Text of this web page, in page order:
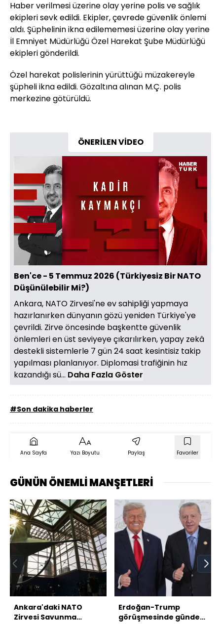
Haber verilmesi üzerine olay yerine polis ve sağlık
ekipleri sevk edildi. Ekipler, çevrede güvenlik önlemi
aldı. Şüphelinin ikna edilememesi üzerine olay yerine
İl Emniyet Müdürlüğü Özel Harekat Şube Müdürlüğü
ekipleri gönderildi.
Özel harekat polislerinin yürüttüğü müzakereyle
şüpheli ikna edildi. Gözaltına alınan M.Ç. polis
merkezine götürüldü.
ÖNERİLEN VİDEO
Sesi
Aç
Yüklendi
1.27%
Oynatma
Hızı
Ben'ce - 5 Temmuz 2026 (Türkiyesiz Bir NATO
Düşünülebilir Mi?)
Ankara, NATO Zirvesi'ne ev sahipliği yapmaya
hazırlanırken dünyanın gözü yeniden Türkiye'ye
çevrildi. Zirve öncesinde başkentte güvenlik
önlemleri en üst seviyeye çıkarılırken, yapay zekâ
destekli sistemlerle 7 gün 24 saat kesintisiz takip
yapılması planlanıyor. Diplomasi trafiğinin hız
kazandığı sü... Daha Fazla Göster
#Son dakika haberler
Ana Sayfa Yazı Boyutu Paylaş Favoriler
GÜNÜN ÖNEMLİ MANŞETLERİ
Ankara'daki NATO
Zirvesi Savunma
Erdoğan-Trump
görüşmesinde gündem